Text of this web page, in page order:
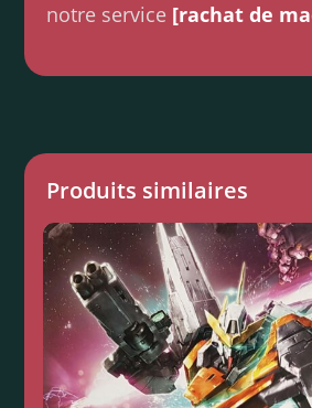
notre service [rachat de
Produits similaires